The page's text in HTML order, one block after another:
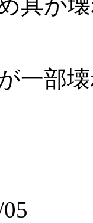
一部